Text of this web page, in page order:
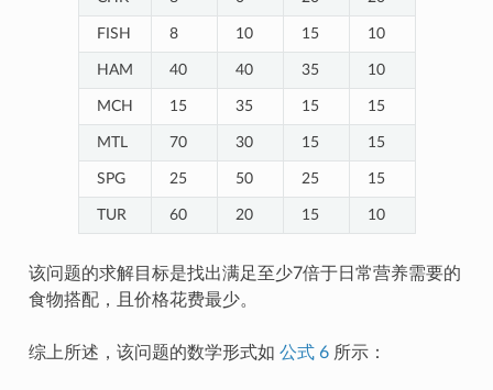
FISH 8 10 15 10
HAM 40 40 35 10
MCH 15 35 15 15
MTL 70 30 15 15
SPG 25 50 25 15
TUR 60 20 15 10
该问题的求解目标是找出满足至少7倍于日常营养需要的
食物搭配，且价格花费最少。
综上所述，该问题的数学形式如 公式 6所示：